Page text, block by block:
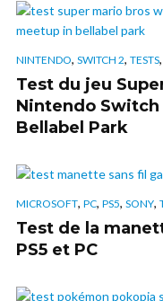
NINTENDO, SWITCH 2, TESTS,
Test du jeu
Nintendo
Bellabel Park
MICROSOFT, PC, PS5, SONY,
Test de la
PS5 et PC